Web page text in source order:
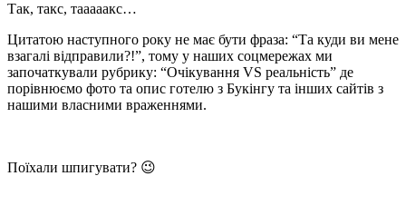
Так, такс, тааааакс…
Цитатою наступного року не має бути фраза: “Та куди ви мене
взагалі відправили?!”, тому у наших соцмережах ми
започаткували рубрику: “Очікування VS реальність” де
порівнюємо фото та опис готелю з Букінгу та інших сайтів з
нашими власними враженнями.
Поїхали шпигувати? 😉